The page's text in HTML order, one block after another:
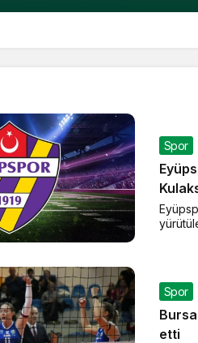
Spor
Spor
etti